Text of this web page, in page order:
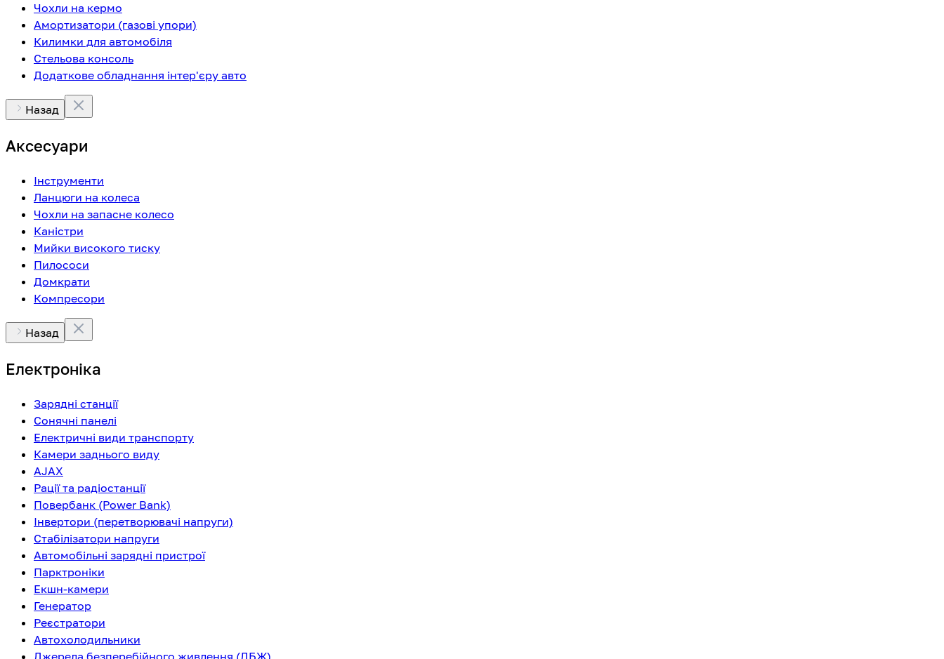
Чохли на кермо
Амортизатори (газові упори)
Килимки для автомобіля
Стельова консоль
Додаткове обладнання інтер'єру авто
Назад
Аксесуари
Інструменти
Ланцюги на колеса
Чохли на запасне колесо
Каністри
Мийки високого тиску
Пилососи
Домкрати
Компресори
Назад
Електроніка
Зарядні станції
Сонячні панелі
Електричні види транспорту
Камери заднього виду
AJAX
Рації та радіостанції
Повербанк (Power Bank)
Інвертори (перетворювачі напруги)
Стабілізатори напруги
Автомобільні зарядні пристрої
Парктроніки
Екшн-камери
Генератор
Реєстратори
Автохолодильники
Джерела безперебійного живлення (ДБЖ)